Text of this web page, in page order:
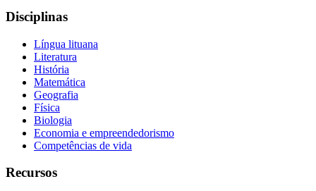
Disciplinas
Língua lituana
Literatura
História
Matemática
Geografia
Física
Biologia
Economia e empreendedorismo
Competências de vida
Recursos